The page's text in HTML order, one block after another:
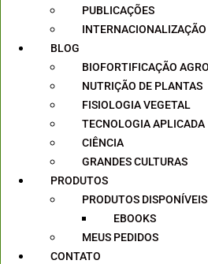
PUBLICAÇÕES
INTERNACIONALIZAÇÃO
BLOG
BIOFORTIFICAÇÃO
NUTRIÇÃO DE PLANTAS
FISIOLOGIA VEGETAL
TECNOLOGIA APLICADA
CIÊNCIA
GRANDES CULTURAS
PRODUTOS
PRODUTOS DISPONÍVEIS
EBOOKS
MEUS PEDIDOS
CONTATO